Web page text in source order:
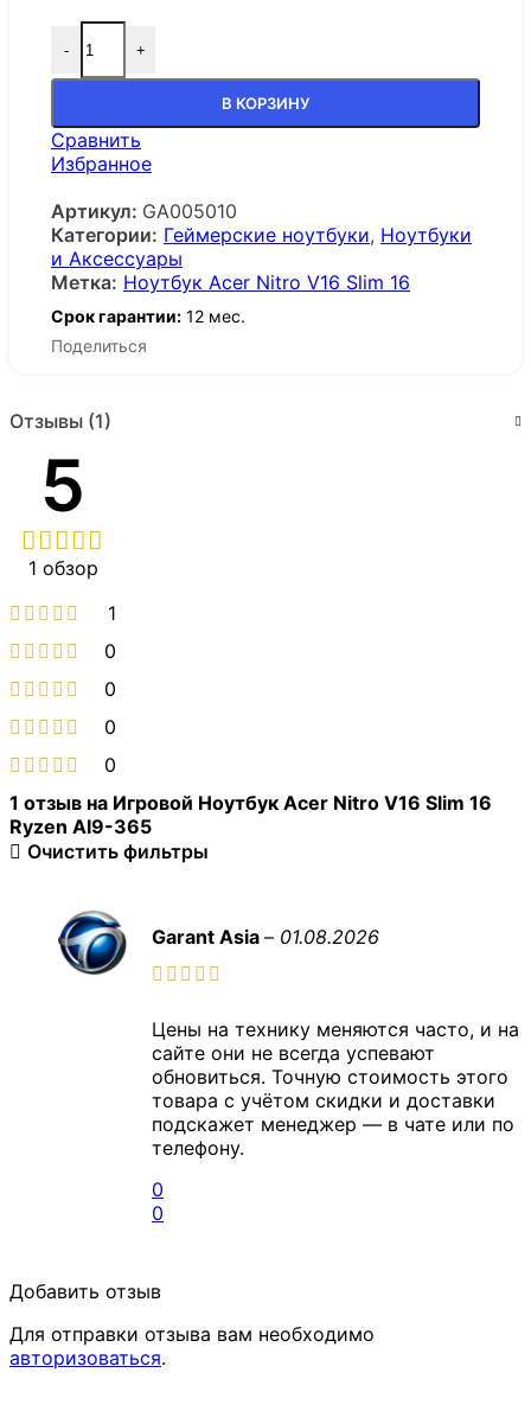
- +
В КОРЗИНУ
Сравнить
Избранное
Артикул: GA005010
Категории: Геймерские ноутбуки, Ноутбуки
и Аксессуары
Метка: Ноутбук Acer Nitro V16 Slim 16
Срок гарантии: 12 мес.
Поделиться
Отзывы (1)
5
1 обзор
1
0
0
0
0
1 отзыв на Игровой Ноутбук Acer Nitro V16 Slim 16
Ryzen AI9-365
Очистить фильтры
Garant Asia – 01.08.2026
Цены на технику меняются часто, и на
сайте они не всегда успевают
обновиться. Точную стоимость этого
товара с учётом скидки и доставки
подскажет менеджер — в чате или по
телефону.
0
0
Добавить отзыв
Для отправки отзыва вам необходимо
авторизоваться.